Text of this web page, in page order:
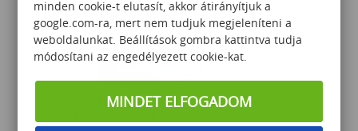
Üzemeltetési feladatok
minden cookie-t elutasít, akkor átirányítjuk a
google.com-ra, mert nem tudjuk megjeleníteni a
weboldalunkat. Beállítások gombra kattintva tudja
módosítani az engedélyezett cookie-kat.
MINDET ELFOGADOM